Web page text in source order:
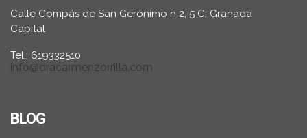
Calle Compás de San Gerónimo n 2, 5 C; Granada
Capital
Tel.: 619332510
info@dracarmenzorrilla.com
BLOG